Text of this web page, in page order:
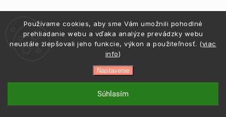
Používame cookies, aby sme Vám umožnili pohodlné
prehliadanie webu a vďaka analýze prevádzky webu
neustále zlepšovali jeho funkcie, výkon a použiteľnosť. (viac
info)
Nastavenie
Súhlasím